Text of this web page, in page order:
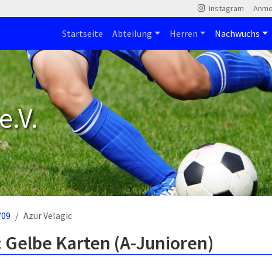
Instagram
Startseite Abteilung Herren Nachwuchs
Azur Velagic
Gelbe Karten (A-Junioren)